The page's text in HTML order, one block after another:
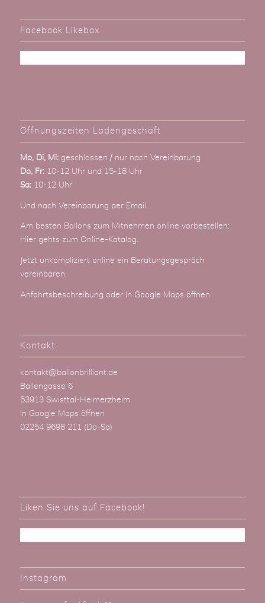
Facebook Likebox
Öffnungszeiten Ladengeschäft
Mo, Di, Mi:geschlossen / nur nach Vereinbarung
Do, Fr:10-12 Uhr und 15-18 Uhr
Sa:10-12 Uhr
Und nach Vereinbarung per Email
Am besten Ballons zum Mitnehmen online vorbestellen:
Hier gehts zum Online-Katalog.
Jetzt unkompliziert online ein Beratungsgespräch
vereinbaren.
Anfahrtsbeschreibung oder In Google Maps öffnen
Kontakt
kontakt@ballonbrilliant.de
Ballengasse 6
53913 Swisttal-Heimerzheim
In Google Maps öffnen
02254 9698 211 (Do-Sa)
Liken Sie uns auf Facebook!
Instagram